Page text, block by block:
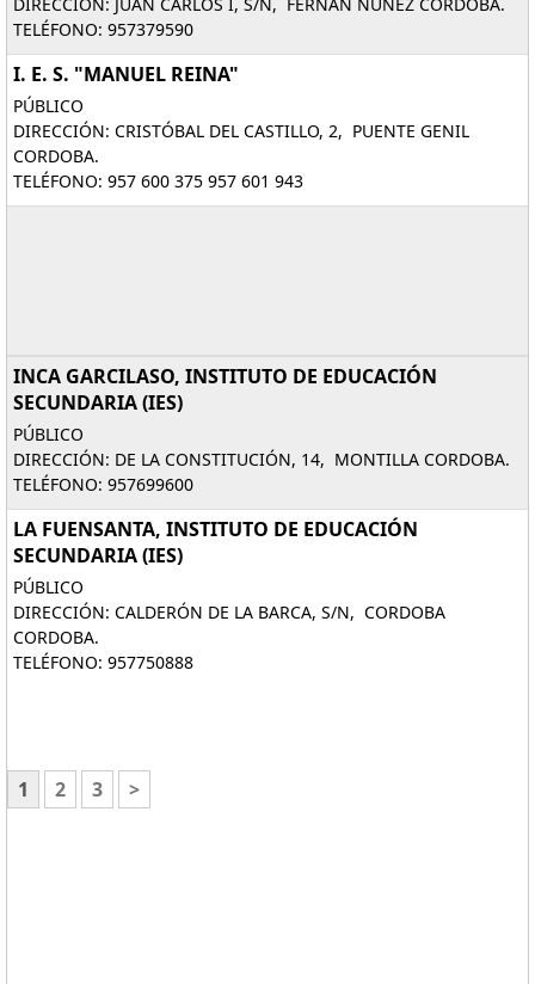
TELÉFONO: 957379590
I. E. S. "MANUEL REINA"
PÚBLICO
DIRECCIÓN: CRISTÓBAL DEL CASTILLO, 2, PUENTE GENIL
CORDOBA.
TELÉFONO: 957 600 375 957 601 943
INCA GARCILASO, INSTITUTO DE EDUCACIÓN
SECUNDARIA (IES)
PÚBLICO
DIRECCIÓN: DE LA CONSTITUCIÓN, 14, MONTILLA CORDOBA.
TELÉFONO: 957699600
LA FUENSANTA, INSTITUTO DE EDUCACIÓN
SECUNDARIA (IES)
PÚBLICO
DIRECCIÓN: CALDERÓN DE LA BARCA, S/N, CORDOBA
CORDOBA.
TELÉFONO: 957750888
1 2 3 >